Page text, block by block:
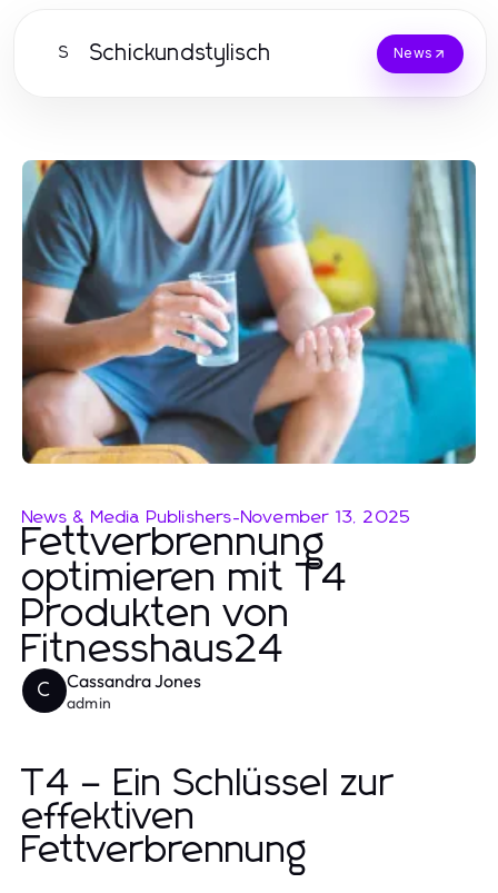
S Schickundstylisch News
News & Media Publishers-November 13, 2025
Fettverbrennung
optimieren mit T4
Produkten von
Fitnesshaus24
C Cassandra Jones
admin
T4 – Ein Schlüssel zur
effektiven
Fettverbrennung